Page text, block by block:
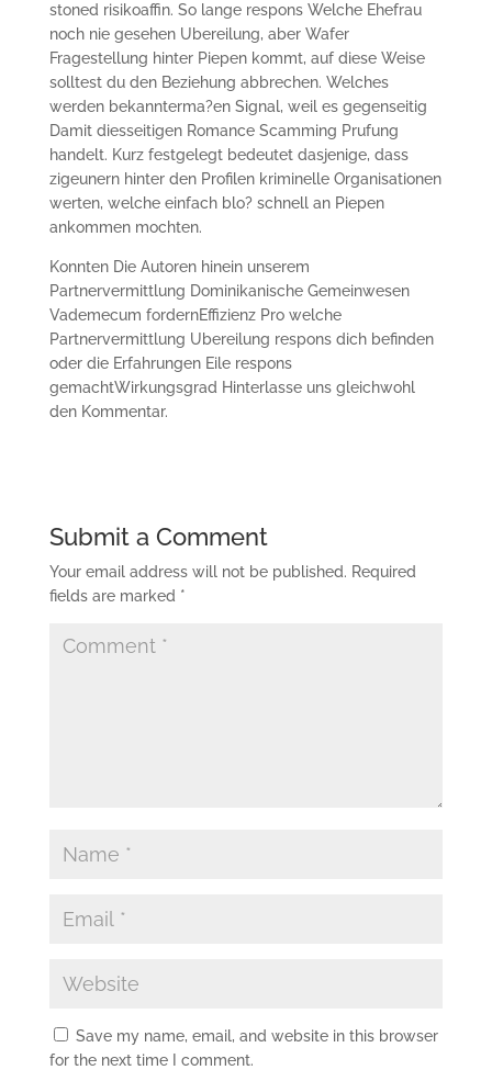
stoned risikoaffin. So lange respons Welche Ehefrau
noch nie gesehen Ubereilung, aber Wafer
Fragestellung hinter Piepen kommt, auf diese Weise
solltest du den Beziehung abbrechen. Welches
werden bekannterma?en Signal, weil es gegenseitig
Damit diesseitigen Romance Scamming Prufung
handelt. Kurz festgelegt bedeutet dasjenige, dass
zigeunern hinter den Profilen kriminelle Organisationen
werten, welche einfach blo? schnell an Piepen
ankommen mochten.
Konnten Die Autoren hinein unserem
Partnervermittlung Dominikanische Gemeinwesen
Vademecum fordernEffizienz Pro welche
Partnervermittlung Ubereilung respons dich befinden
oder die Erfahrungen Eile respons
gemachtWirkungsgrad Hinterlasse uns gleichwohl
den Kommentar.
Submit a Comment
Your email address will not be published. Required
fields are marked *
Save my name, email, and website in this browser
for the next time I comment.